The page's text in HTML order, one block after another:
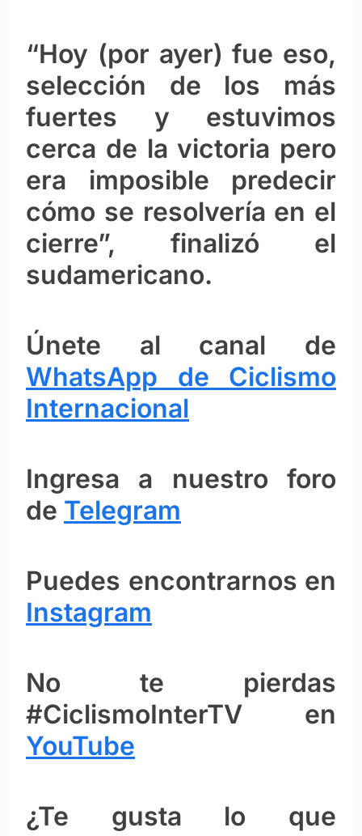
“Hoy (por ayer) fue eso,
selección de los más
fuertes y estuvimos
cerca de la victoria pero
era imposible predecir
cómo se resolvería en el
cierre”, finalizó el
sudamericano.
Únete al canal de
WhatsApp de Ciclismo
Internacional
Ingresa a nuestro foro
de Telegram
Puedes encontrarnos en
Instagram
No te pierdas
#CiclismoInterTV en
YouTube
¿Te gusta lo que